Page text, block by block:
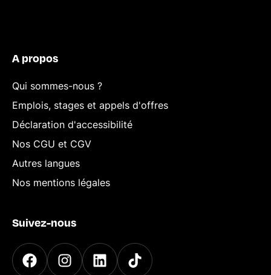
A propos
Qui sommes-nous ?
Emplois, stages et appels d'offres
Déclaration d'accessibilité
Nos CGU et CGV
Autres langues
Nos mentions légales
Suivez-nous